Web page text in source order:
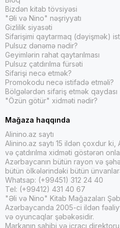
Maya növləri: Pivə
pivə növünə və aromasına
pivələr üçün, lager mayaları isə
istifadə olunur.
Pivə növləri:
malikdir. Bu kateqoriyaya
Lager: Lager, alt fermentasiya
daha təmiz bir dada malikdirlər.
Buğda pivəsi: Buğda pivələri
Bu növ pivələrin yüngül və
Turş Pivə: Turş pivələr turş
bakterial mədəniyyətlərlə
Craft Beer: Craft pivələri kiçik
aiddir. Craft pivələri tez-tez
istifadə olunur.
Mikrobioloji Pivə: Bu pivə
Bizdən kitab tövsiyəsi
"Əli və Nino" nəşriyyatı
Gizlilik siyasəti
Sifarişimi qaytarmaq (dəyişmək)
Pulsuz dənəmə nədir?
Geyimlərin rahat qaytarılması
Pulsuz çatdırılma fürsəti
Sifarişi necə etmək?
Promokodu necə istifadə etməli?
Bölgələrdən sifariş etmək qaydası
"Özün götür" xidməti nədir?
Mağaza haqqında
Alinino.az saytı
Alinino.az saytı 15 ildən çoxdur
və çatdırılma xidməti göstərən
Azərbaycanın bütün rayon və
bütün ölkələrindəki bütün
Whatsap: (+99451) 312 24 40
Tel: (+99412) 431 40 67
"Əli və Nino" Kitab Mağazaları
Azərbaycanda 2005-ci ildən
və oyuncaqlar şəbəkəsidir.
Markanın sahibi və icraçı